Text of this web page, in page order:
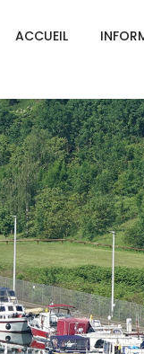
ACCUEIL